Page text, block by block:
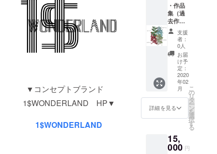
▼コンセプトブランド
1$WONDERLAND HP▼
1$WONDERLAND
・作品
集（過
去作品
約４０
点掲
載 翻
訳語付
き（サ
イン付
き））
・限定
版Tシャ
ツ
（size:
M）
支援
者：
0人
お届
け予
定：
2020
年02
月
詳細を見る
こ
の
リ
タ
ー
ン
を
選
択
す
る
15,
000 円